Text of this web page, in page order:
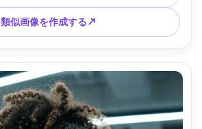
イカ ルック、50mm f/1.4;ハーフボディ
かな傾斜。フィルムのような暖かさ、リ
質感、高解像度 --ar 4:5
類似画像を作成する↗